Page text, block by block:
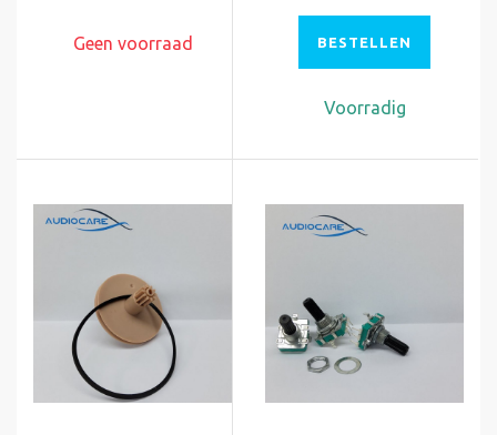
Geen voorraad BESTELLEN
Voorradig